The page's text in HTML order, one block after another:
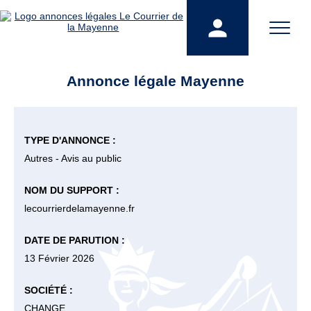
Annonce légale Mayenne
TYPE D'ANNONCE :
Autres - Avis au public
NOM DU SUPPORT :
lecourrierdelamayenne.fr
DATE DE PARUTION :
13 Février 2026
SOCIÉTÉ :
CHANGE